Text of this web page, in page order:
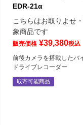
EDR-21α
こちらはお取りよせ
象商品です
販売価格 ¥39,380税込
前後カメラを搭載したバ
ドライブレコーダー
取寄可能商品